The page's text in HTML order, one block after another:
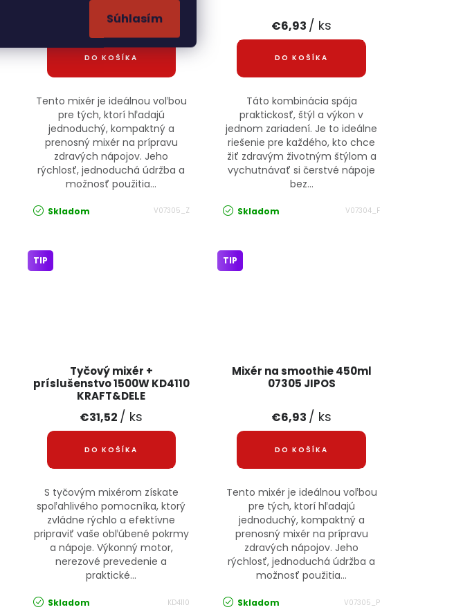
Súhlasím
€6,93/ ks
DO KOŠÍKA
Tento mixér je ideálnou voľbou
pre tých, ktorí hľadajú
jednoduchý, kompaktný a
prenosný mixér na prípravu
zdravých nápojov. Jeho
rýchlosť, jednoduchá údržba a
možnosť použitia...
Skladom V07305_Z
€6,93 / ks
DO KOŠÍKA
Táto kombinácia spája
praktickosť, štýl a výkon v
jednom zariadení. Je to ideálne
riešenie pre každého, kto chce
žiť zdravým životným štýlom a
vychutnávať si čerstvé nápoje
bez...
Skladom V07304_F
Tyčový mixér +
príslušenstvo 1500W KD4110
KRAFT&DELE
TIP
€31,52 / ks
DO KOŠÍKA
S tyčovým mixérom získate
spoľahlivého pomocníka, ktorý
zvládne rýchlo a efektívne
pripraviť vaše obľúbené pokrmy
a nápoje. Výkonný motor,
nerezové prevedenie a
praktické...
Skladom KD4110
Mixér na smoothie 450ml
07305 JIPOS
TIP
€6,93 / ks
DO KOŠÍKA
Tento mixér je ideálnou voľbou
pre tých, ktorí hľadajú
jednoduchý, kompaktný a
prenosný mixér na prípravu
zdravých nápojov. Jeho
rýchlosť, jednoduchá údržba a
možnosť použitia...
Skladom V07305_P